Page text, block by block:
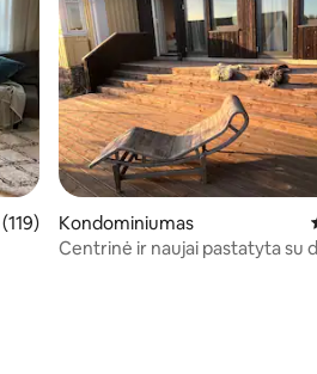
įvertinimas: 4,9 iš 5, atsiliepimų: 119
Kondominiumas
Centrinė ir naujai pastatyta su